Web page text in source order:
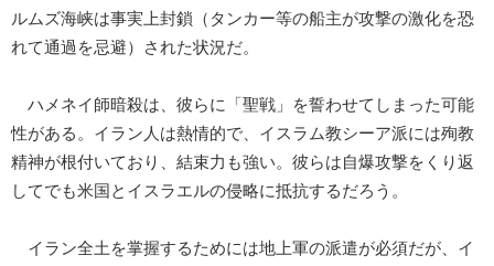
ルムズ海峡は事実上封鎖（タンカー等の船主が攻撃の激化を恐
れて通過を忌避）された状況だ。
ハメネイ師暗殺は、彼らに「聖戦」を誓わせてしまった可能
性がある。イラン人は熱情的で、イスラム教シーア派には殉教
精神が根付いており、結束力も強い。彼らは自爆攻撃をくり返
してでも米国とイスラエルの侵略に抵抗するだろう。
イラン全土を掌握するためには地上軍の派遣が必須だが、イ